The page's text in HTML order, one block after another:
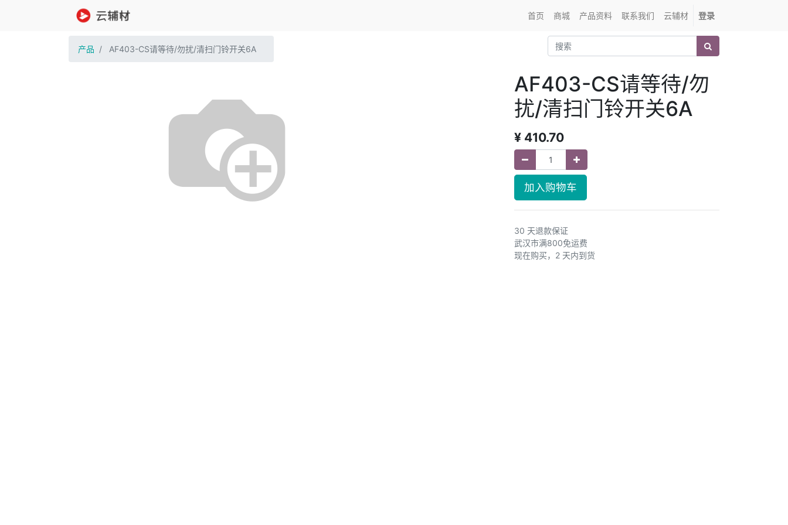
首页 商城 产品资料 联系我们 云辅材 登录
产品 AF403-CS请等待/勿扰/清扫门铃开关6A
AF403-CS请等待/勿
扰/清扫门铃开关6A
¥ 410.70
加入购物车
30 天退款保证
武汉市满800免运费
现在购买，2 天内到货